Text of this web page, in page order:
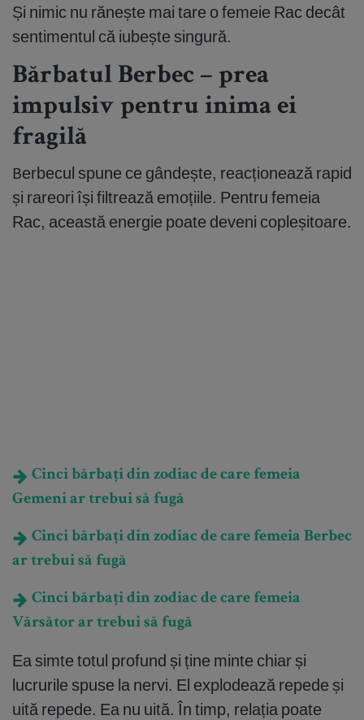
Și nimic nu rănește mai tare o femeie Rac decât
sentimentul că iubește singură.
Bărbatul Berbec – prea
impulsiv pentru inima ei
fragilă
Berbecul spune ce gândește, reacționează rapid
și rareori își filtrează emoțiile. Pentru femeia
Rac, această energie poate deveni copleșitoare.
Cinci bărbați din zodiac de care femeia
Gemeni ar trebui să fugă
Cinci bărbați din zodiac de care femeia Berbec
ar trebui să fugă
Cinci bărbați din zodiac de care femeia
Vărsător ar trebui să fugă
Ea simte totul profund și ține minte chiar și
lucrurile spuse la nervi. El explodează repede și
uită repede. Ea nu uită. În timp, relația poate